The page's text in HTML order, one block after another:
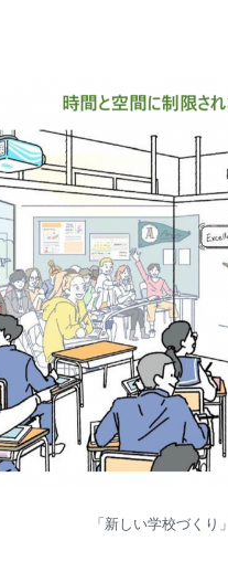
「新しい学校づくり